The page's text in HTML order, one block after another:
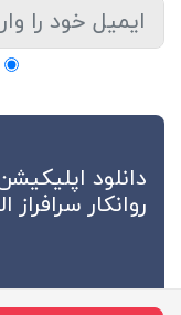
دانلود
روانکار